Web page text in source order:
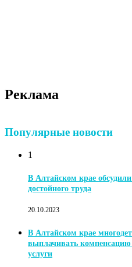
Реклама
Популярные новости
1
В Алтайском крае
достойного труда
20.10.2023
В Алтайском крае
выплачивать
услуги